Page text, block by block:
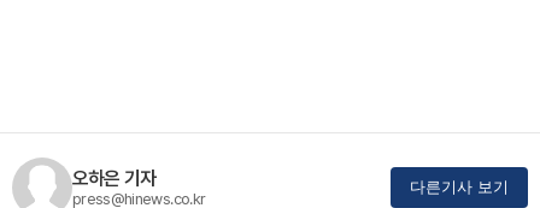
오하은 기자
press@hinews.co.kr
다른기사 보기